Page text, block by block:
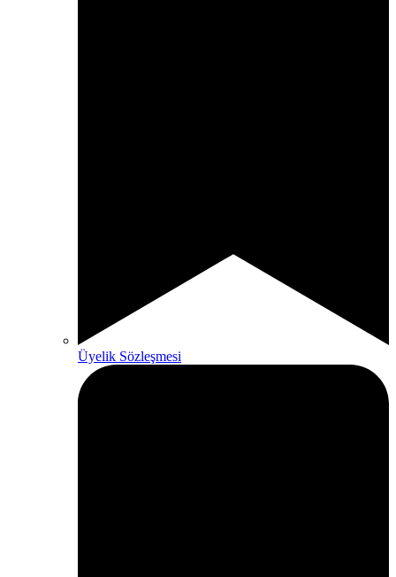
Üyelik Sözleşmesi